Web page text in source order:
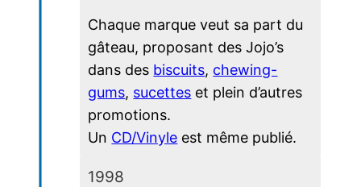
Chaque marque veut sa part du
gâteau, proposant des Jojo’s
dans des biscuits, chewing-
gums, sucettes et plein d’autres
promotions.
Un CD/Vinyle est même publié.
1998